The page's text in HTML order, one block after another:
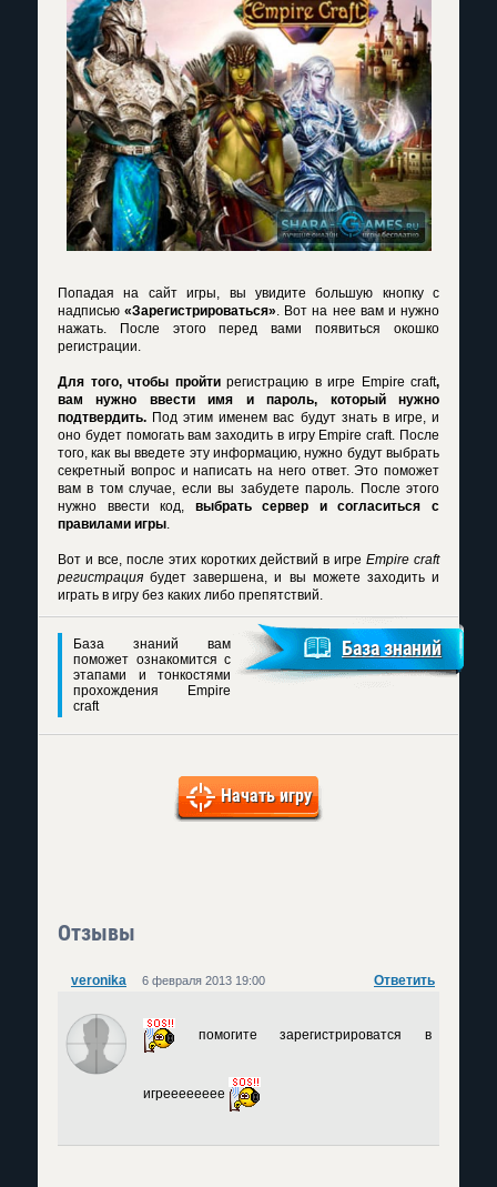
Попадая на сайт игры, вы увидите большую кнопку с
надписью«Зарегистрироваться» . Вот на нее вам и нужно
нажать. После этого перед вами появиться окошко
регистрации.
Для того, чтобы пройти регистрацию в игре Empire craft,
вам нужно ввести имя и пароль, который нужно
подтвердить. Под этим именем вас будут знать в игре, и
оно будет помогать вам заходить в игру Empire craft. После
того, как вы введете эту информацию, нужно будут выбрать
секретный вопрос и написать на него ответ. Это поможет
вам в том случае, если вы забудете пароль. После этого
нужно ввести код, выбрать сервер и согласиться с
правилами игры
Вот и все, после этих коротких действий в игреEmpire craft
регистрация будет завершена, и вы можете заходить и
играть в игру без каких либо препятствий.
База знаний вам
поможет ознакомится с
этапами и тонкостями
прохождения Empire
craft
База знаний
Начать игру
Отзывы
veronika Ответить
6 февраля 2013 19:00
помогите зарегистрироватся в
игрееееееее